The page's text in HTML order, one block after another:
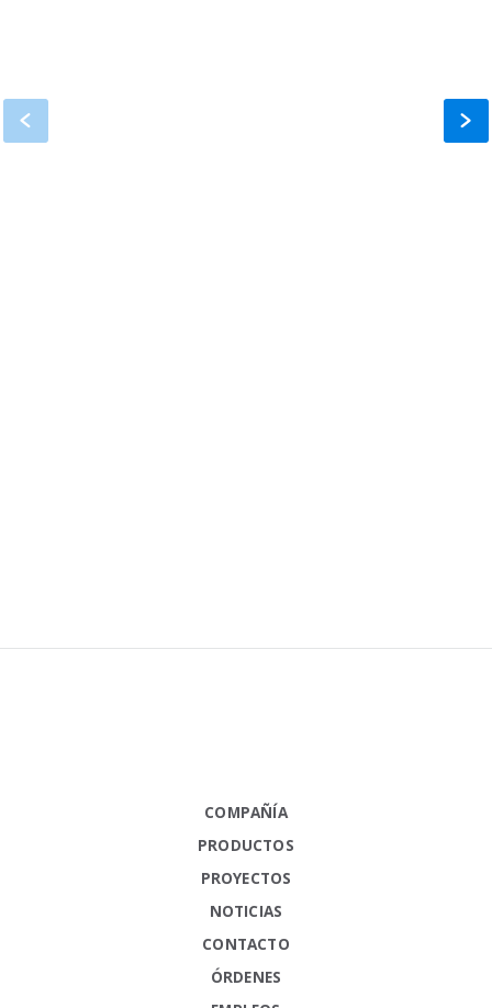
COMPAÑÍA
PRODUCTOS
PROYECTOS
NOTICIAS
CONTACTO
ÓRDENES